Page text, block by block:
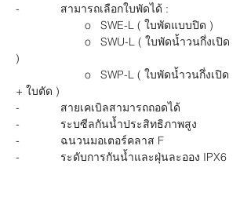
-             สามารถเลือกใบพัดได้ :
                      o
SWE-L ( ใบพัดแบบปิด )
                      o
SWU-L ( ใบพัดน้ำวนกึ่งเปิด
)
                      o
SWP-L ( ใบพัดน้ำวนกึ่งเปิด
+ ใบตัด )
-             สายเคเบิลสามารถถอดได้
-             ระบซีลกันน้ำประสิทธิภาพสูง
-             ฉนวนมอเตอร์คลาส F
-             ระดับการกันน้ำและฝุ่นละออง IPX6